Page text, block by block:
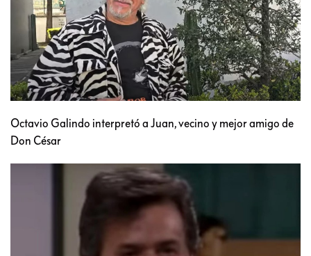
Octavio Galindo interpretó a Juan, vecino y mejor amigo de
Don César